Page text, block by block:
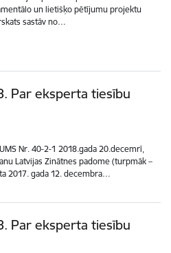
un lietišķo pētījumu projektu
sastāv no…
Par eksperta tiesību
Nr. 40-2-1 2018.gada 20.decemrī,
Latvijas Zinātnes padome (turpmāk –
2017. gada 12. decembra…
Par eksperta tiesību